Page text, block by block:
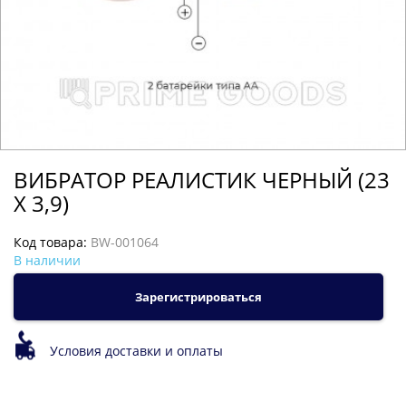
ВИБРАТОР РЕАЛИСТИК ЧЕРНЫЙ (23
Х 3,9)
Код товара: BW-001064
В наличии
Зарегистрироваться
Условия доставки и оплаты